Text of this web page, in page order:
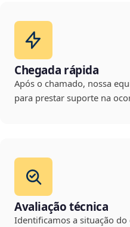
Chegada rápida
Após o chamado, nossa
para prestar suporte na
Avaliação técnica
Identificamos a situação